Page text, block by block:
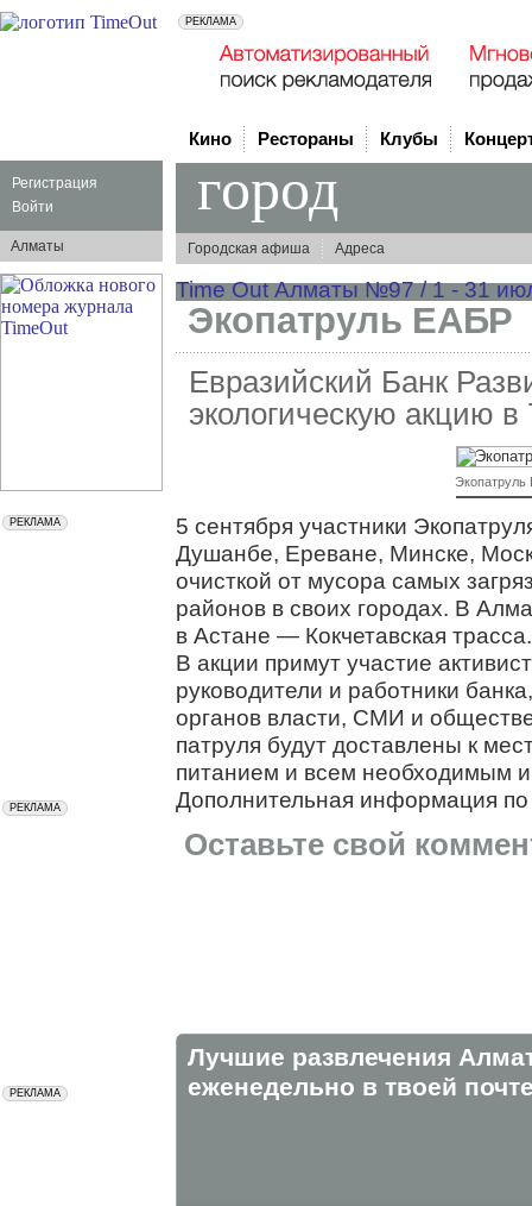
Регистрация
Войти
Алматы
Кино Рестораны Клубы
город
Городская афиша Адреса
Time Out Алматы №97 / 1 - 31
Экопатруль ЕАБР
Евразийский Банк
экологическую акцию в
5 сентября участники
Душанбе, Ереване, Минске,
очисткой от мусора самых
районов в своих городах. В
в Астане — Кокчетавская трасса.
В акции примут участие
руководители и работники
органов власти, СМИ и
патруля будут доставлены к
питанием и всем необходимым
Дополнительная информация
Оставьте свой
Лучшие развлечения
eженедельно в твоей